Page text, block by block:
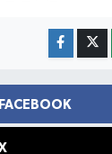
FACEBOOK